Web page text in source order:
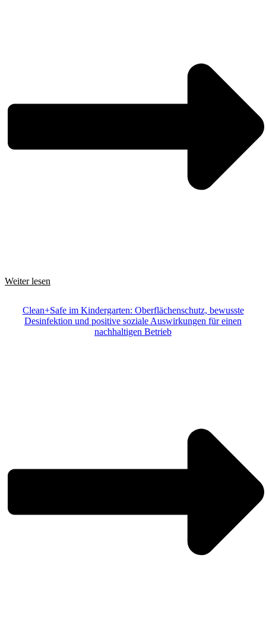
Weiter lesen
Clean+Safe im Kindergarten: Oberflächenschutz, bewusste
Desinfektion und positive soziale Auswirkungen für einen
nachhaltigen Betrieb